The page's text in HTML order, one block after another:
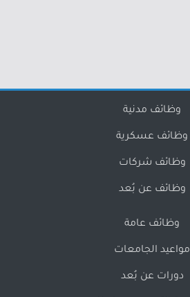
وظائف مدنية
وظائف عسكرية
وظائف شركات
وظائف عن بُعد
وظائف عامة
مواعيد الجامعات
دورات عن بُعد